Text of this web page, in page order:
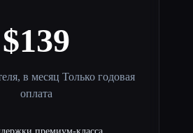
$139
в месяц Только годовая
оплата